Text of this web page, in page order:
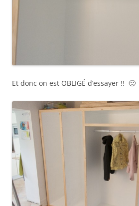
Et donc on est OBLIGÉ d’essayer !! 🙂